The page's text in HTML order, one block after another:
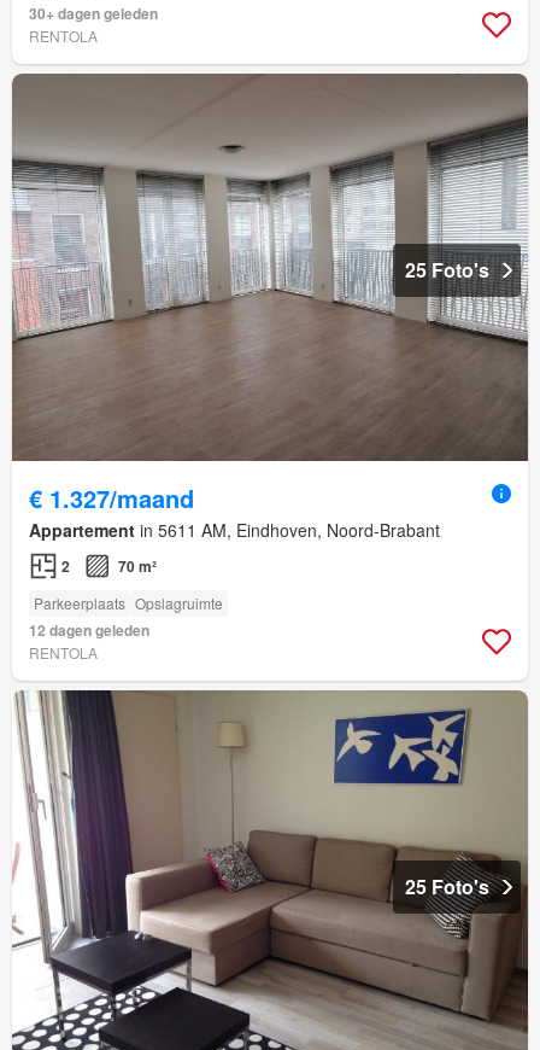
30+ dagen geleden
RENTOLA
25 Foto's
€ 1.327/maand
Appartement in 5611 AM, Eindhoven, Noord-Brabant
2 70 m²
Parkeerplaats Opslagruimte
12 dagen geleden
RENTOLA
25 Foto's